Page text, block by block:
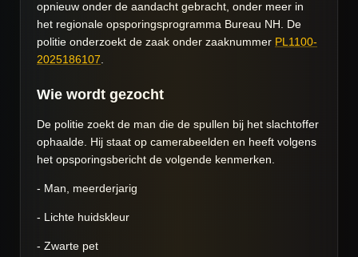
opnieuw onder de aandacht gebracht, onder meer in
het regionale opsporingsprogramma Bureau NH. De
politie onderzoekt de zaak onder zaaknummer PL1100-
2025186107
Wie wordt gezocht
De politie zoekt de man die de spullen bij het slachtoffer
ophaalde. Hij staat op camerabeelden en heeft volgens
het opsporingsbericht de volgende kenmerken.
- Man, meerderjarig
- Lichte huidskleur
- Zwarte pet